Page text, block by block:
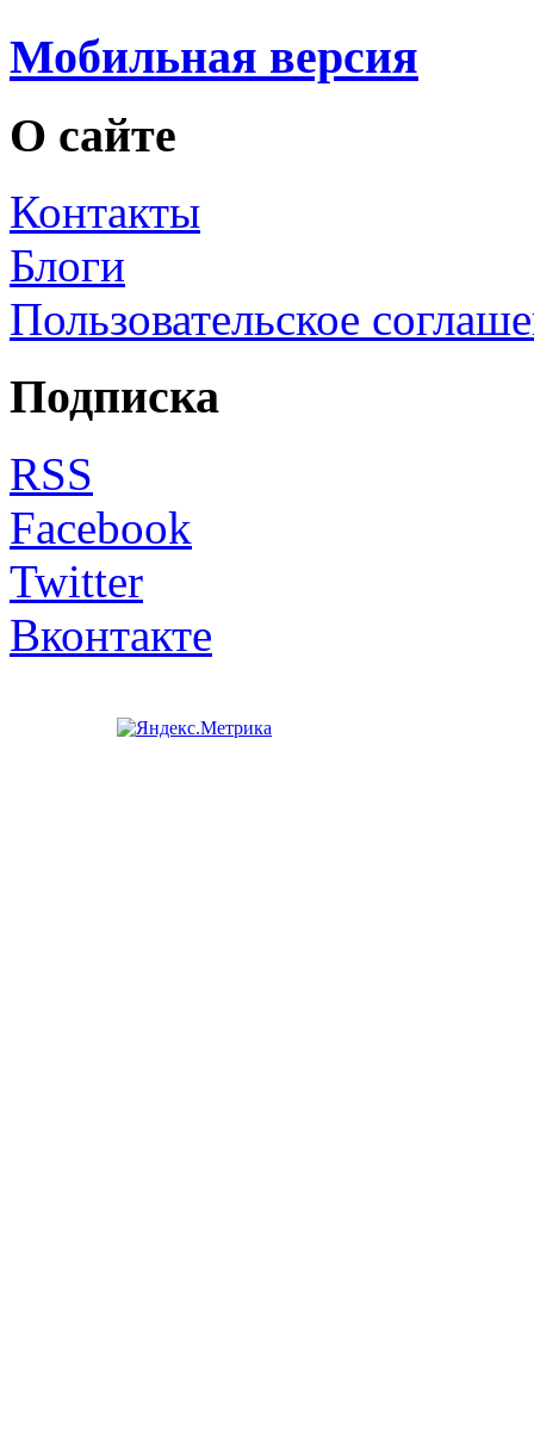
Мобильная версия
О сайте
Контакты
Блоги
Пользовательское
Подписка
RSS
Facebook
Twitter
Вконтакте